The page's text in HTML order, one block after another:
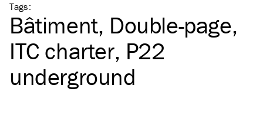
Tags:
Bâtiment Double-page
ITCcharter P22
underground